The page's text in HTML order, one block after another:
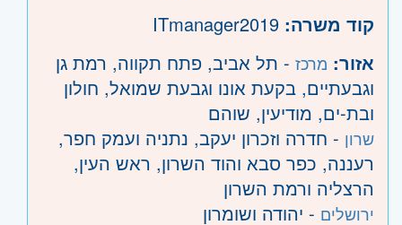
קוד משרה:
אזור: מרכז - תל אביב, פתח תקווה, רמת גן
וגבעתיים, בקעת אונו וגבעת שמואל, חולון
ובת-ים, מודיעין, שוהם
שרון - חדרה וזכרון יעקב, נתניה ועמק חפר,
רעננה, כפר סבא והוד השרון, ראש העין,
הרצליה ורמת השרון
ירושלים - יהודה ושומרון